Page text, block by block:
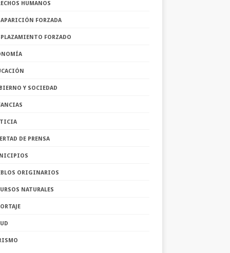
HUMANOS
FORZADA
FORZADO
Y SOCIEDAD
DE PRENSA
ORIGINARIOS
NATURALES